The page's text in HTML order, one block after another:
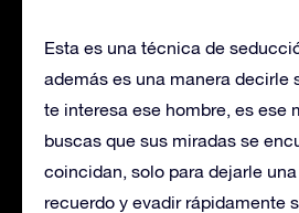
Esta es una técnica de
además es una manera decirle
te interesa ese hombre, es ese
buscas que sus miradas se
coincidan, solo para dejarle
recuerdo y evadir rápidamente